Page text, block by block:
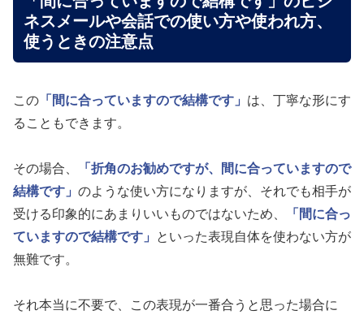
ネスメールや会話での使い方や使われ方、
使うときの注意点
この 「間に合っていますので結構です」 は、丁寧な形にす
ることもできます。
その場合、
「折角のお勧めですが、間に合っていますので
結構です」 のような使い方になりますが、それでも相手が
受ける印象的にあまりいいものではないため、
「間に合っ
ていますので結構です」
といった表現自体を使わない方が
無難です。
それ本当に不要で、この表現が一番合うと思った場合に